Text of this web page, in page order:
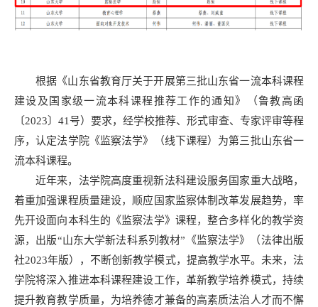
根据《山东省教育厅关于开展第三批山东省一流本科课程
建设及国家级一流本科课程推荐工作的通知》（鲁教高函
〔2023〕41号）要求，经学校推荐、形式审查、专家评审等程
序，认定法学院《监察法学》（线下课程）为第三批山东省一
流本科课程。
近年来，法学院高度重视新法科建设服务国家重大战略，
着重加强课程质量建设，顺应国家监察体制改革发展趋势，率
先开设面向本科生的《监察法学》课程，整合多样化的教学资
源，出版“山东大学新法科系列教材”《监察法学》（法律出版
社2023年版），不断创新教学模式，提高教学水平。未来，法
学院将深入推进本科课程建设工作，革新教学培养模式，持续
提升教育教学质量，为培养德才兼备的高素质法治人才而不懈